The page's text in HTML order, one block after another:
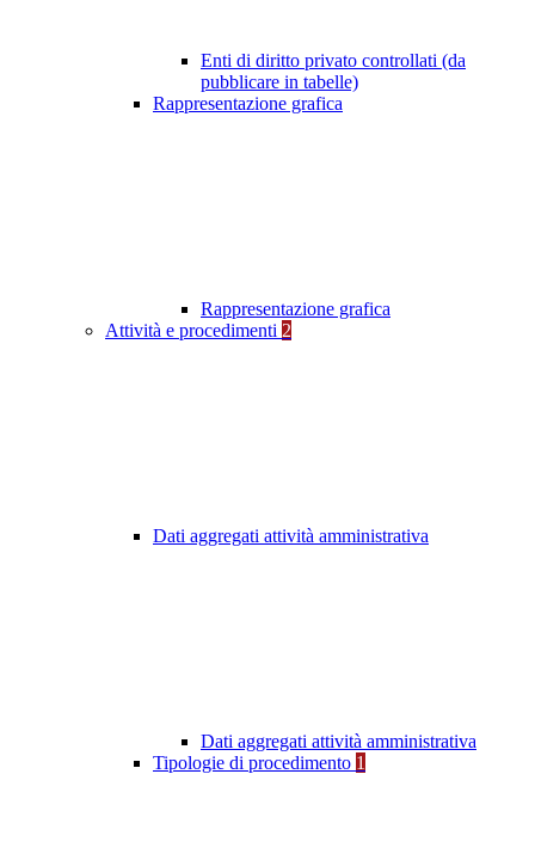
Enti di diritto privato controllati (da
pubblicare in tabelle)
Rappresentazione grafica
Rappresentazione grafica
Attività e procedimenti 2
Dati aggregati attività amministrativa
Dati aggregati attività amministrativa
Tipologie di procedimento 1